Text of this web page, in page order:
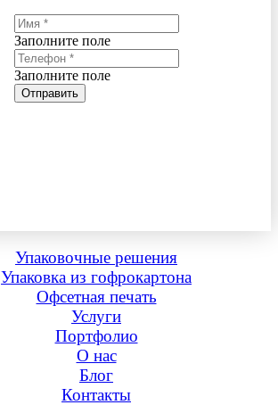
Заполните поле
Заполните поле
Отправить
Упаковочные решения
Упаковка из гофрокартона
Офсетная печать
Услуги
Портфолио
О нас
Блог
Контакты